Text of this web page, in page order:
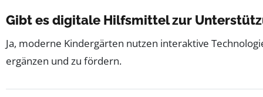
Gibt es digitale Hilfsmittel zur
Ja, moderne Kindergärten nutzen interaktive
ergänzen und zu fördern.